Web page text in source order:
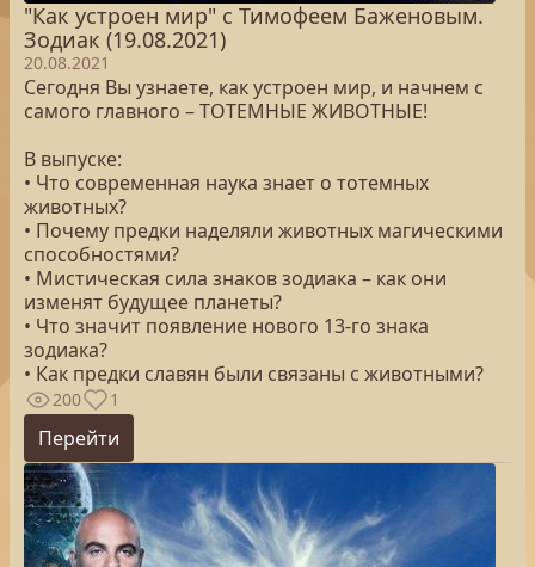
"Как устроен мир" с Тимофеем Баженовым.
Зодиак (19.08.2021)
20.08.2021
Сегодня Вы узнаете, как устроен мир, и начнем с
самого главного – ТОТЕМНЫЕ ЖИВОТНЫЕ!
В выпуске:
• Что современная наука знает о тотемных
животных?
• Почему предки наделяли животных магическими
способностями?
• Мистическая сила знаков зодиака – как они
изменят будущее планеты?
• Что значит появление нового 13-го знака
зодиака?
• Как предки славян были связаны с животными?
200 1
Перейти